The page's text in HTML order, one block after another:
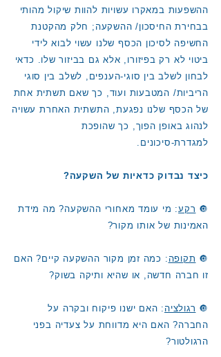
ההשפעות במאקרו עשויות להוות שיקול מהותי
בבחירת החיסכון/ ההשקעה; חלק מהקטנת
החשיפה לסיכון הכסף שלנו עשוי לבוא לידי
ביטוי לא רק בפיזורו, אלא גם בביזור שלו. כדאי
לבחון לשלב בין סוגי-הענפים, לשלב בין סוגי
הריביות/ המטבעות ועוד, כך שאם תשתית אחת
של הכסף שלנו נפגעת, התשתית האחרת עשויה
לנהוג באופן הפוך, כך שהופכת
למגדרת-סיכונים.
כיצד נבדוק כדאיות של השקעה?
🔘 רקע: מי עומד מאחורי ההשקעה? מה מידת
האמינות של אותו מקור?
🔘 תקופה : כמה זמן מקור ההשקעה קיים? האם
זו חברה חדשה, או שהיא ותיקה בשוק?
🔘 רגולציה : האם ישנו פיקוח ובקרה על
החברה? האם היא מדווחת על צעדיה בפני
הרגולטור?